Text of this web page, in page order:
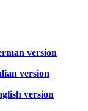
version
version
version